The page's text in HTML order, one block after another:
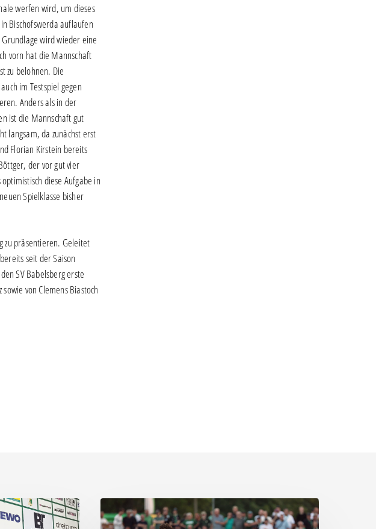
werfen wird, um dieses
Bischofswerda auflaufen
wird wieder eine
vorn hat die Mannschaft
zu belohnen. Die
im Testspiel gegen
Anders als in der
ist die Mannschaft gut
langsam, da zunächst erst
Florian Kirstein bereits
der vor gut vier
diese Aufgabe in
Spielklasse bisher
zu präsentieren. Geleitet
seit der Saison
SV Babelsberg erste
von Clemens Biastoch
Bittere
Pleite: